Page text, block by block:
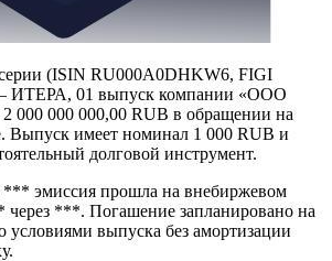
(ISIN RU000A0DHKW6, FIGI
ИТЕРА, 01 выпуск компании «ООО
000 000 000,00 RUB в обращении на
Выпуск имеет номинал 1 000 RUB и
долговой инструмент.
эмиссия прошла на внебиржевом
***. Погашение запланировано на
выпуска без амортизации